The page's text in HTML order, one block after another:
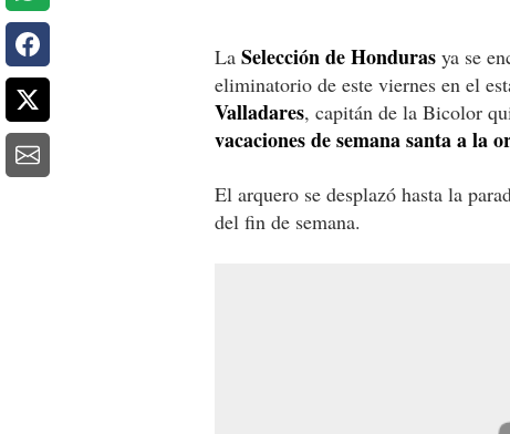
La Selección de Honduras ya se
eliminatorio de este viernes en el
Valladares, capitán de la Bicolor
vacaciones de semana santa a la
El arquero se desplazó hasta la
del fin de semana.